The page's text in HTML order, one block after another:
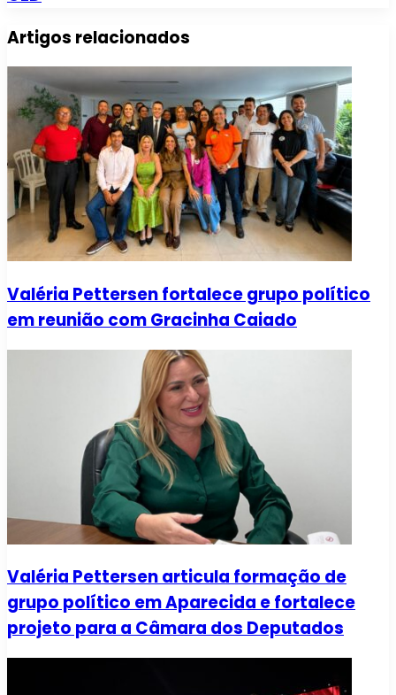
Artigos relacionados
Valéria Pettersen fortalece grupo político
em reunião com Gracinha Caiado
Valéria Pettersen articula formação de
grupo político em Aparecida e fortalece
projeto para a Câmara dos Deputados